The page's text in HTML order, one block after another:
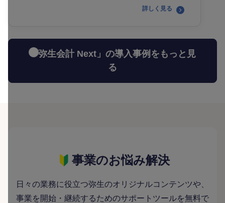
詳しく見る
「弥生会計 Next」の導入事例をもっと見
る
事業のお悩み解決
日々の業務に役立つ弥生のオリジナルコンテンツや、
事業を開始・継続するためのサポートツールを無料で